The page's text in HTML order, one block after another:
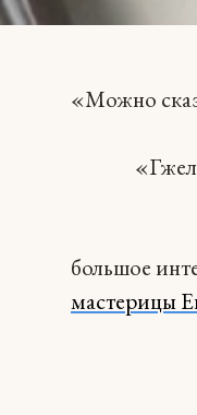
«Можно
большое
мастерицы